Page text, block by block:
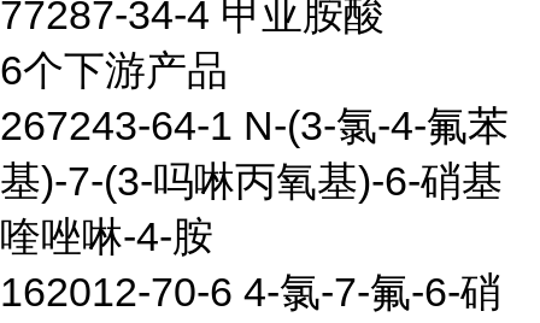
77287-34-4 甲亚胺酸
6个下游产品
267243-64-1 N-(3-氯-4-氟苯
基)-7-(3-吗啉丙氧基)-6-硝基
喹唑啉-4-胺
162012-70-6 4-氯-7-氟-6-硝